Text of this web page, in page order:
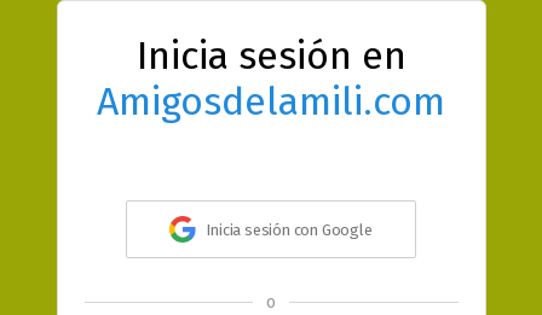
Inicia sesión en
Amigosdelamili.com
Inicia sesión con Google
o